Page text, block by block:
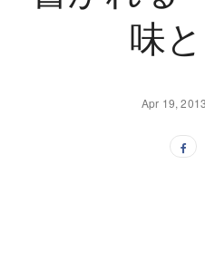
味
Apr 19, 2013